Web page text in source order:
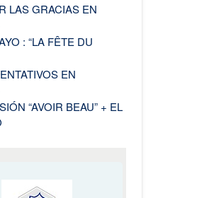
LAS GRACIAS EN
: “LA FÊTE DU
EN
“AVOIR BEAU” + EL